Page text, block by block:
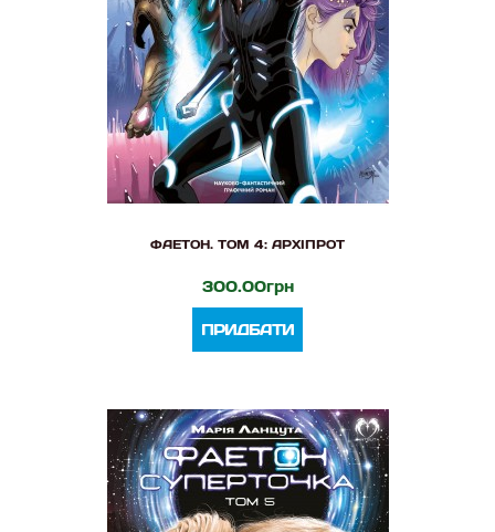
ФАЕТОН. ТОМ 4: АРХІПРОТ
300.00грн
ПРИДБАТИ